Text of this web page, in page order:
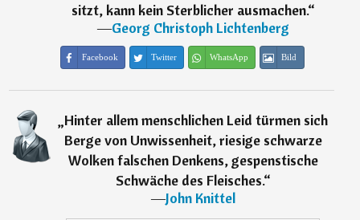
sitzt, kann kein Sterblicher ausmachen.“
―Georg Christoph Lichtenberg
Facebook Twitter WhatsApp Bild
„Hinter allem menschlichen Leid türmen sich
Berge von Unwissenheit, riesige schwarze
Wolken falschen Denkens, gespenstische
Schwäche des Fleisches.“
―John Knittel